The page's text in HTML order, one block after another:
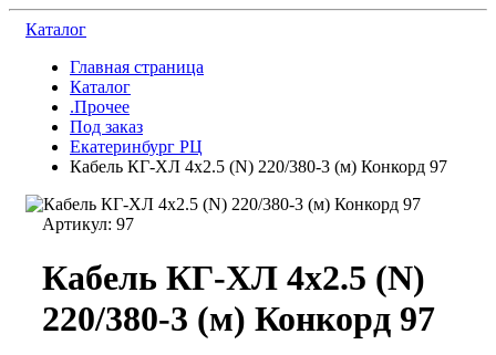
Каталог
Главная страница
Каталог
.Прочее
Под заказ
Екатеринбург РЦ
Кабель КГ-ХЛ 4х2.5 (N) 220/380-3 (м) Конкорд 97
Артикул: 97
Кабель КГ-ХЛ 4х2.5 (N)
220/380-3 (м) Конкорд 97